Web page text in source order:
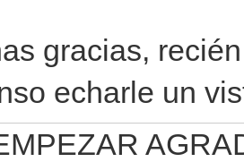
gracias,
echarle un